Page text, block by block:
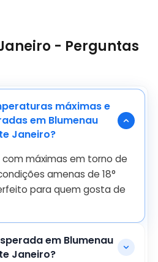
- Perguntas
máximas e
em Blumenau
Janeiro?
com máximas em torno de
amenas de 18°
para quem gosta de
em Blumenau
Janeiro?